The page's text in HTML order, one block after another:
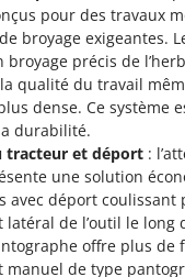
pour des travaux
broyage exigeantes.
broyage précis de
qualité du travail
dense. Ce système
durabilité.
tracteur et déport :
une solution
avec déport
latéral de l’outil le long
offre plus de
manuel de type